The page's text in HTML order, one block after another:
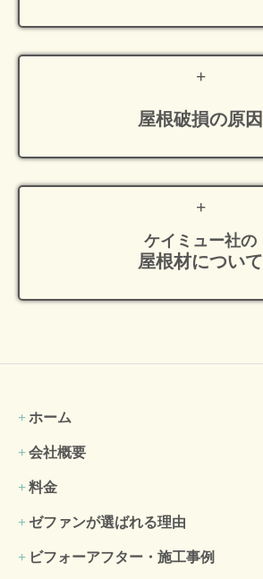
屋根破損の原因
ケイミュー社の
屋根材について
ホーム
会社概要
料金
ゼファンが選ばれる理由
ビフォーアフター・施工事例